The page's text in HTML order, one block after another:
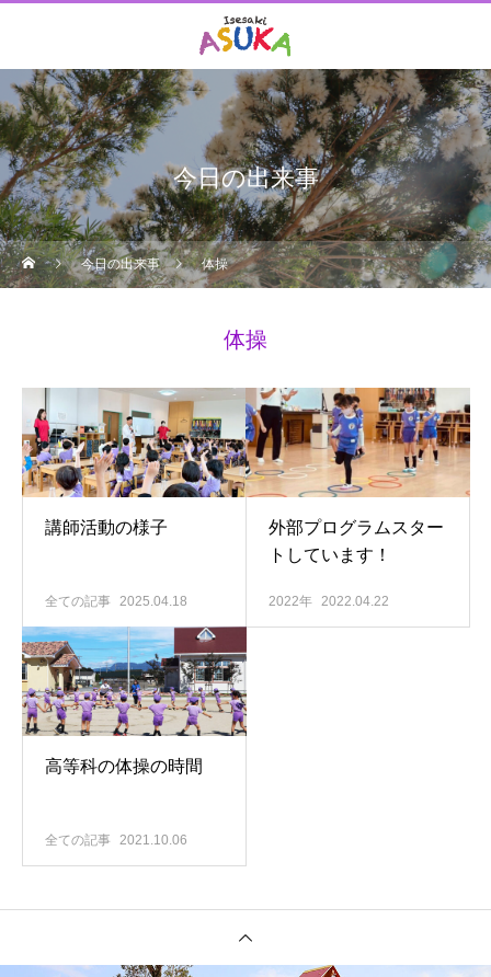
今日の出来事
今日の出来事 体操
体操
講師活動の様子
全ての記事 2025.04.18
外部プログラムスター
トしています！
2022年 2022.04.22
高等科の体操の時間
全ての記事 2021.10.06